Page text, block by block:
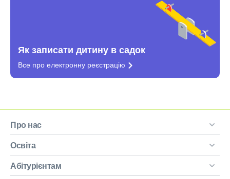
Як записати дитину в садок
Все про електронну реєстрацію
Про нас
Освіта
Абітурієнтам